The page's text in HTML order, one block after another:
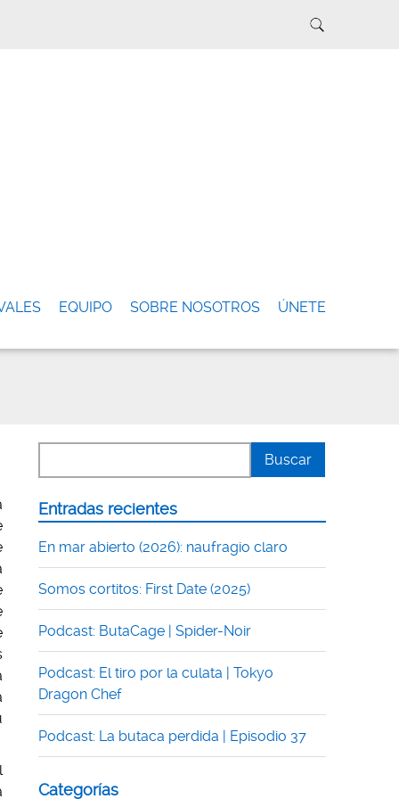
EQUIPO SOBRE NOSOTROS ÚNETE
Entradas recientes
En mar abierto (2026): naufragio claro
Somos cortitos: First Date (2025)
Podcast: ButaCage | Spider-Noir
Podcast: El tiro por la culata | Tokyo
Dragon Chef
Podcast: La butaca perdida | Episodio 37
Categorías